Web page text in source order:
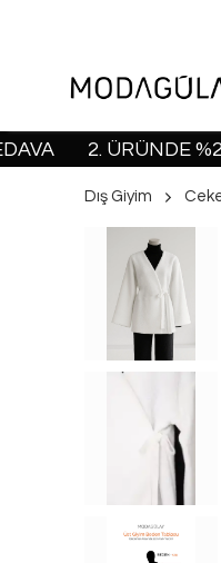
2. ÜRÜNDE %20
Dış Giyim